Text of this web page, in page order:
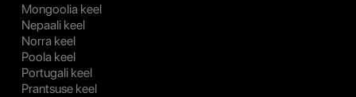
Mongoolia keel
Nepaali keel
Norra keel
Poola keel
Portugali keel
Prantsuse keel